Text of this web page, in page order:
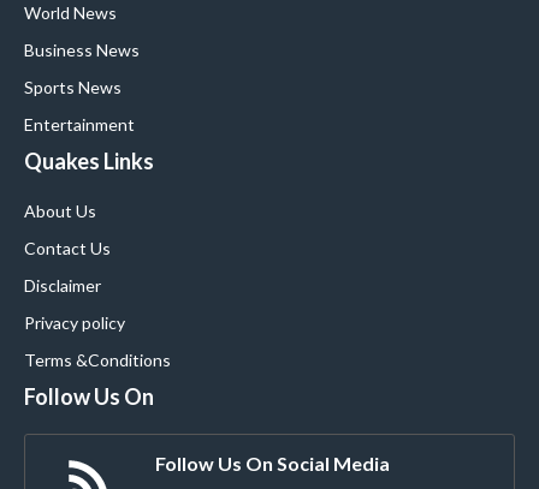
World News
Business News
Sports News
Entertainment
Quakes Links
About Us
Contact Us
Disclaimer
Privacy policy
Terms &Conditions
Follow Us On
Follow Us On Social Media